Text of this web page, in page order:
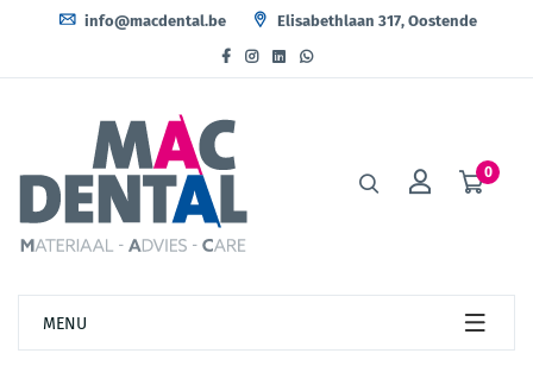
info@macdental.be Elisabethlaan 317, Oostende
0
MENU